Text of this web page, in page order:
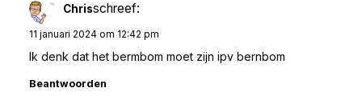
Chrisschreef:
11 januari 2024 om 12:42 pm
Ik denk dat het bermbom moet zijn ipv bernbom
Beantwoorden